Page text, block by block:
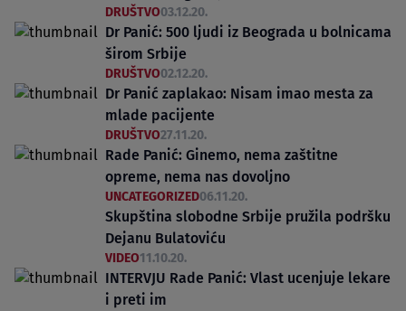
DRUŠTVO03.12.20.
Dr Panić: 500 ljudi iz Beograda u bolnicama
širom Srbije
DRUŠTVO02.12.20.
Dr Panić zaplakao: Nisam imao mesta za
mlade pacijente
DRUŠTVO27.11.20.
Rade Panić: Ginemo, nema zaštitne
opreme, nema nas dovoljno
UNCATEGORIZED06.11.20.
Skupština slobodne Srbije pružila podršku
Dejanu Bulatoviću
VIDEO11.10.20.
INTERVJU Rade Panić: Vlast ucenjuje lekare
i preti im